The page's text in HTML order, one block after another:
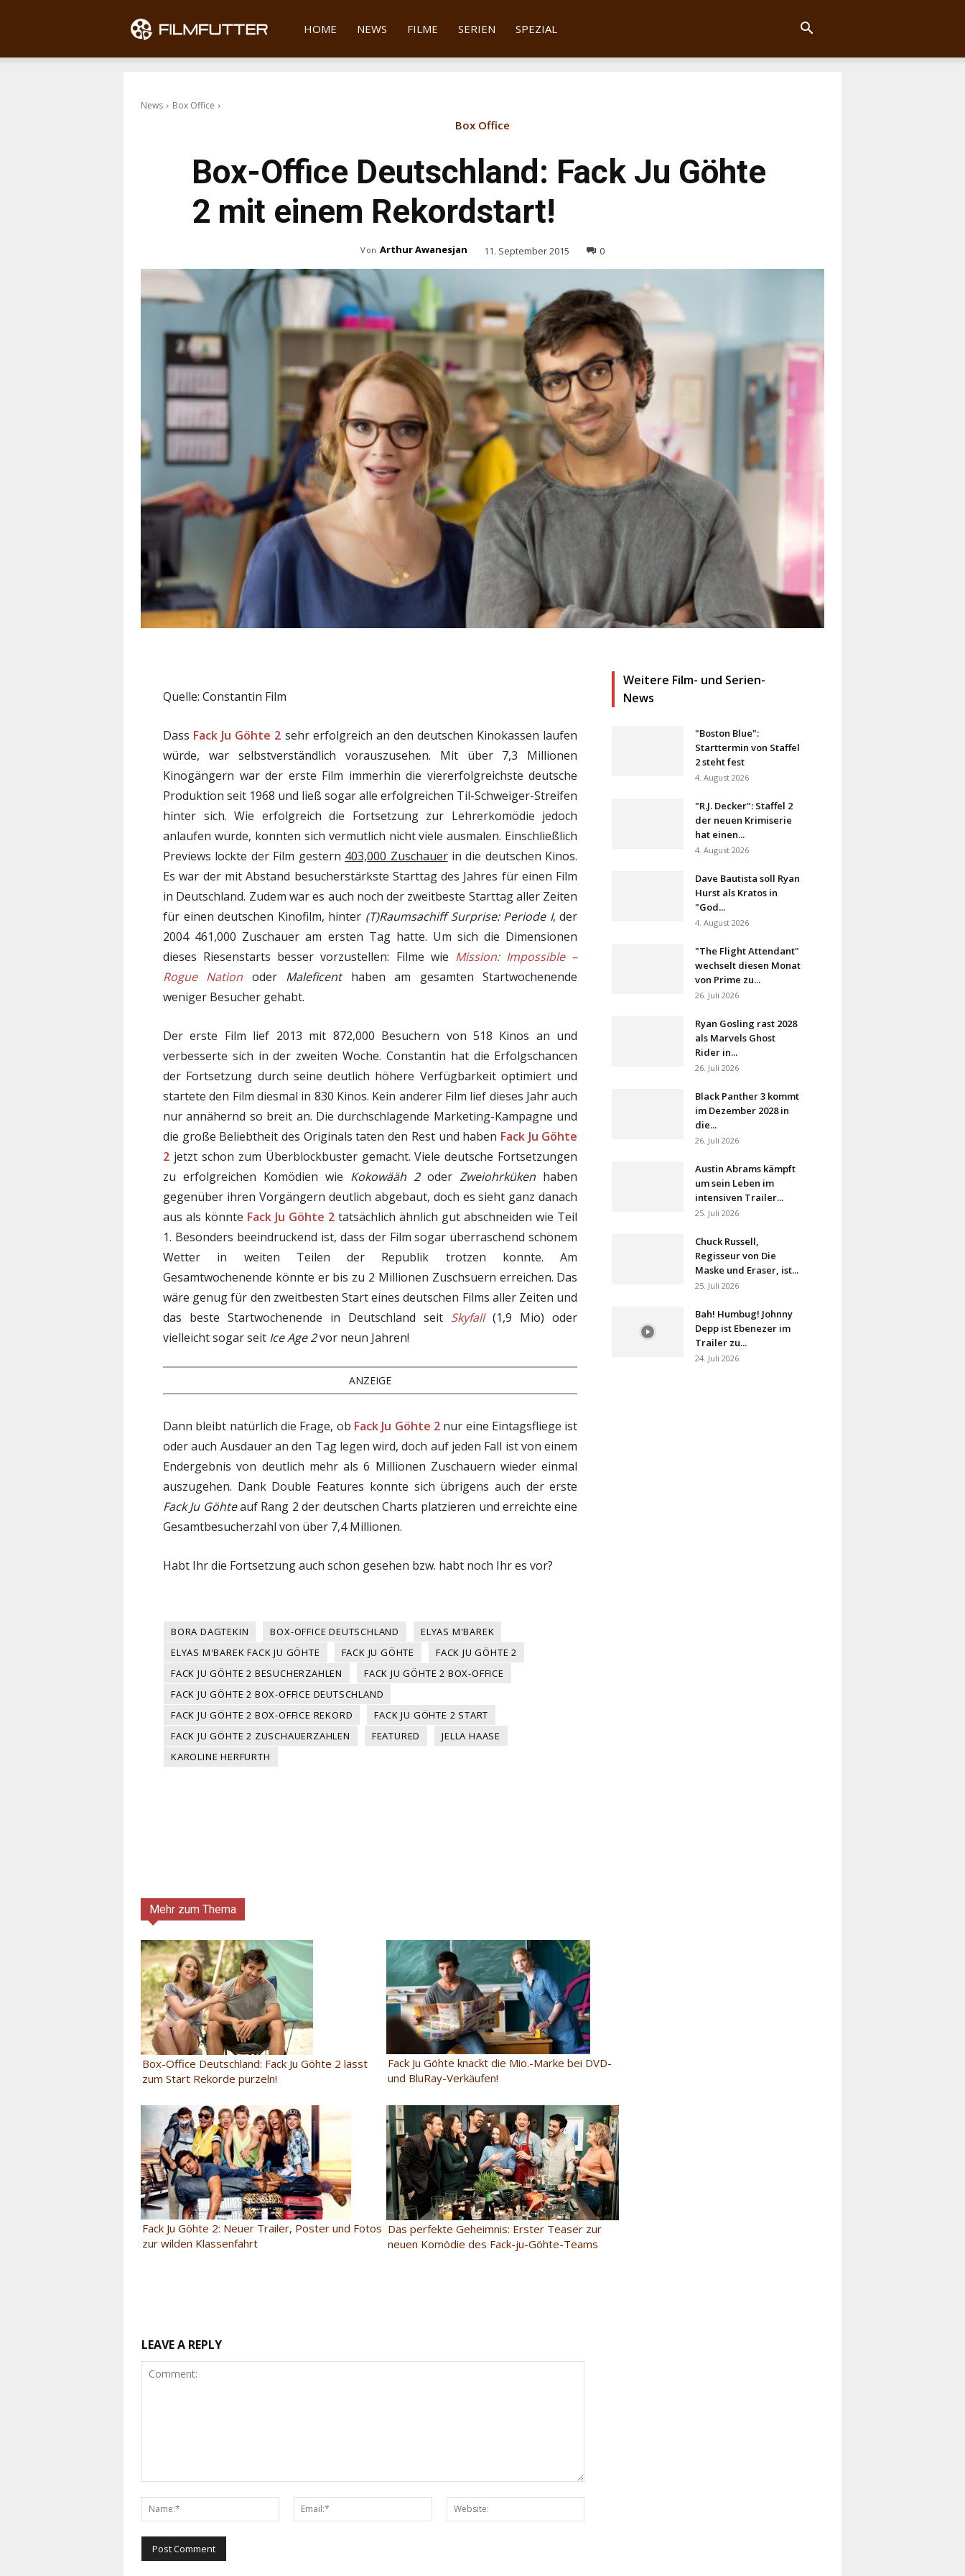
Filmfutter
HOME NEWS FILME SERIEN SPEZIAL
News Box Office
Box Office
Box-Office Deutschland: Fack Ju Göhte
2 mit einem Rekordstart!
Von Arthur Awanesjan 11. September 2015 0
Quelle: Constantin Film
Dass Fack Ju Göhte 2 sehr erfolgreich an den deutschen Kinokassen laufen
würde, war selbstverständlich vorauszusehen. Mit über 7,3 Millionen
Kinogängern war der erste Film immerhin die viererfolgreichste deutsche
Produktion seit 1968 und ließ sogar alle erfolgreichen Til-Schweiger-Streifen
hinter sich. Wie erfolgreich die Fortsetzung zur Lehrerkomödie jedoch
anlaufen würde, konnten sich vermutlich nicht viele ausmalen. Einschließlich
Previews lockte der Film gestern 403,000 Zuschauerin die deutschen Kinos.
Es war der mit Abstand besucherstärkste Starttag des Jahres für einen Film
in Deutschland. Zudem war es auch noch der zweitbeste Starttag aller Zeiten
für einen deutschen Kinofilm, hinter (T)Raumsachiff Surprise: Periode I, der
2004 461,000 Zuschauer am ersten Tag hatte. Um sich die Dimensionen
dieses Riesenstarts besser vorzustellen: Filme wie Mission: Impossible –
Rogue Nation oder Maleficenthaben am gesamten Startwochenende
weniger Besucher gehabt.
Der erste Film lief 2013 mit 872,000 Besuchern von 518 Kinos an und
verbesserte sich in der zweiten Woche. Constantin hat die Erfolgschancen
der Fortsetzung durch seine deutlich höhere Verfügbarkeit optimiert und
startete den Film diesmal in 830 Kinos. Kein anderer Film lief dieses Jahr auch
nur annähernd so breit an. Die durchschlagende Marketing-Kampagne und
die große Beliebtheit des Originals taten den Rest und haben Fack Ju Göhte
2 jetzt schon zum Überblockbuster gemacht. Viele deutsche Fortsetzungen
zu erfolgreichen Komödien wie Kokowääh 2oderZweiohrküken haben
gegenüber ihren Vorgängern deutlich abgebaut, doch es sieht ganz danach
aus als könnte Fack Ju Göhte 2 tatsächlich ähnlich gut abschneiden wie Teil
1. Besonders beeindruckend ist, dass der Film sogar überraschend schönem
Wetter in weiten Teilen der Republik trotzen konnte. Am
Gesamtwochenende könnte er bis zu 2 Millionen Zuschsuern erreichen. Das
wäre genug für den zweitbesten Start eines deutschen Films aller Zeiten und
das beste Startwochenende in Deutschland seit Skyfall(1,9 Mio) oder
vielleicht sogar seit Ice Age 2vor neun Jahren!
ANZEIGE
Dann bleibt natürlich die Frage, ob Fack Ju Göhte 2 nur eine Eintagsfliege ist
oder auch Ausdauer an den Tag legen wird, doch auf jeden Fall ist von einem
Endergebnis von deutlich mehr als 6 Millionen Zuschauern wieder einmal
auszugehen. Dank Double Features konnte sich übrigens auch der erste
Fack Ju Göhteauf Rang 2 der deutschen Charts platzieren und erreichte eine
Gesamtbesucherzahl von über 7,4 Millionen.
Habt Ihr die Fortsetzung auch schon gesehen bzw. habt noch Ihr es vor?
BORA DAGTEKIN BOX-OFFICE DEUTSCHLAND
ELYAS M'BAREK
ELYAS M'BAREK FACK JU GÖHTE
FACK JU GÖHTE
FACK JU GÖHTE 2
FACK JU GÖHTE 2 BESUCHERZAHLEN
FACK JU GÖHTE 2 BOX-OFFICE
FACK JU GÖHTE 2 BOX-OFFICE DEUTSCHLAND
FACK JU GÖHTE 2 BOX-OFFICE REKORD
FACK JU GÖHTE 2 START
FACK JU GÖHTE 2 ZUSCHAUERZAHLEN
FEATURED
JELLA HAASE
KAROLINE HERFURTH
Weitere Film- und Serien-
News
"Boston Blue":
Starttermin von Staffel
2 steht fest
4. August 2026
"R.J. Decker": Staffel 2
der neuen Krimiserie
hat einen...
4. August 2026
Dave Bautista soll Ryan
Hurst als Kratos in
"God...
4. August 2026
"The Flight Attendant"
wechselt diesen Monat
von Prime zu...
26. Juli 2026
Ryan Gosling rast 2028
als Marvels Ghost
Rider in...
26. Juli 2026
Black Panther 3 kommt
im Dezember 2028 in
die...
26. Juli 2026
Austin Abrams kämpft
um sein Leben im
intensiven Trailer...
25. Juli 2026
Chuck Russell,
Regisseur von Die
Maske und Eraser, ist...
25. Juli 2026
Bah! Humbug! Johnny
Depp ist Ebenezer im
Trailer zu...
24. Juli 2026
Mehr zum Thema
Box-Office Deutschland: Fack Ju Göhte 2 lässt
zum Start Rekorde purzeln!
Fack Ju Göhte knackt die Mio.-Marke bei DVD-
und BluRay-Verkäufen!
Fack Ju Göhte 2: Neuer Trailer, Poster und Fotos
zur wilden Klassenfahrt
Das perfekte Geheimnis: Erster Teaser zur
neuen Komödie des Fack-ju-Göhte-Teams
LEAVE A REPLY
Name:*
Email:*